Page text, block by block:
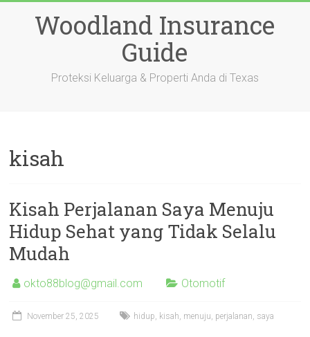
Woodland Insurance
Guide
Proteksi Keluarga & Properti Anda di Texas
kisah
Kisah Perjalanan Saya Menuju
Hidup Sehat yang Tidak Selalu
Mudah
okto88blog@gmail.com Otomotif
November 25, 2025 hidup, kisah, menuju, perjalanan, saya